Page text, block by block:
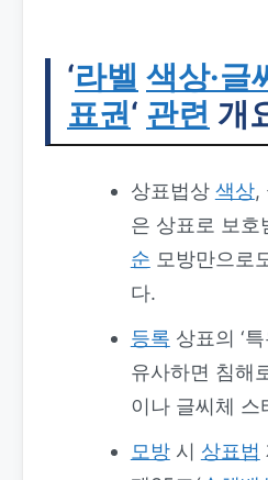
‘라벨 색상·글
표권‘ 관련 개
상표법상 색상,
은 상표로 보호
순 모방만으로
다.
등록 상표의 ‘
유사하면 침해
이나 글씨체 스
모방시 상표법